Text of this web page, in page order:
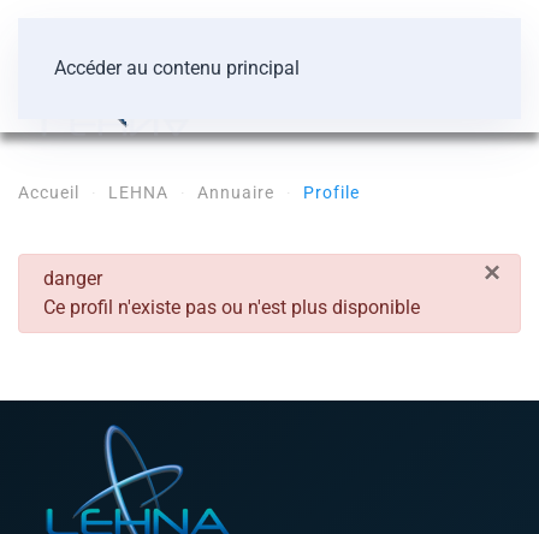
Accéder au contenu principal
Accueil LEHNA Annuaire Profile
×
danger
Ce profil n'existe pas ou n'est plus disponible